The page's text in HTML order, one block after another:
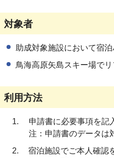
対象者
助成対象施設において宿
鳥海高原矢島スキー場で
利用方法
申請書に必要事項を記
注：申請書のデータは
宿泊施設でご本人確認